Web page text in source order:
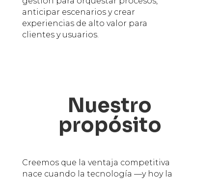
anticipar escenarios y crear
experiencias de alto valor para
clientes y usuarios.
Nuestro
propósito
Creemos que la ventaja competitiva
nace cuando la tecnología —y hoy la